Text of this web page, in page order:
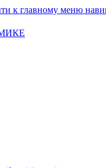
к главному меню